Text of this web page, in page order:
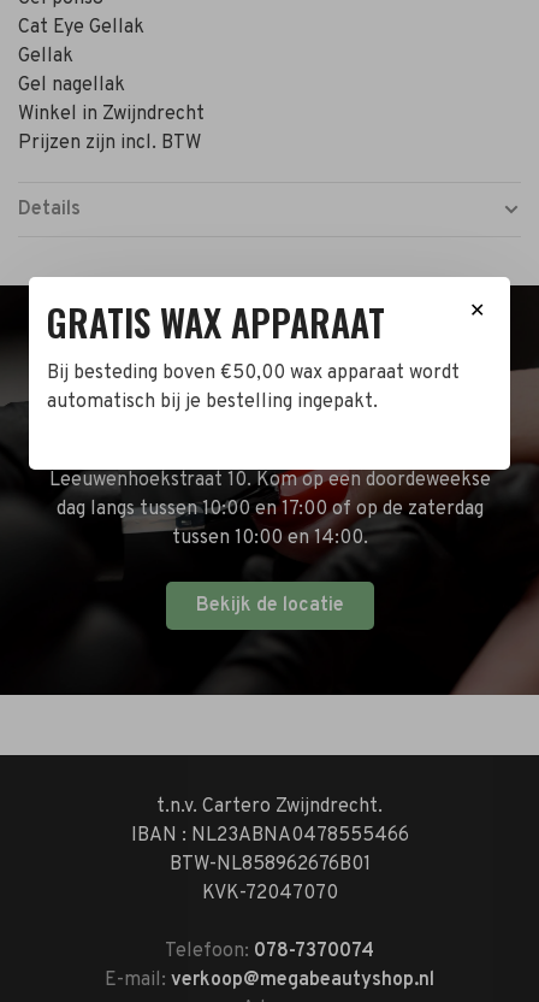
Cat Eye Gellak
Gellak
Gel nagellak
Winkel in Zwijndrecht
Prijzen zijn incl. BTW
Details
BEZOEK DE WINKEL!
Leeuwenhoekstraat 10. Kom op een doordeweekse
dag langs tussen 10:00 en 17:00 of op de zaterdag
tussen 10:00 en 14:00.
Bekijk de locatie
t.n.v. Cartero Zwijndrecht.
IBAN : NL23ABNA0478555466
BTW-NL858962676B01
KVK-72047070
Telefoon: 078-7370074
E-mail: verkoop@megabeautyshop.nl
✕
GRATIS WAX APPARAAT
Bij besteding boven €50,00 wax apparaat wordt
automatisch bij je bestelling ingepakt.